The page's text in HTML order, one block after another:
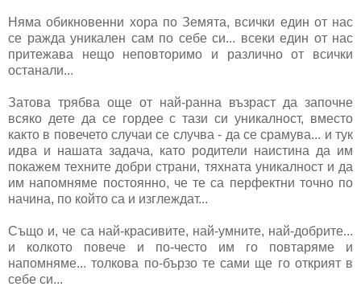
Няма обикновенни хора по Земята, всички един от нас
се ражда уникален сам по себе си... всеки един от нас
притежава нещо неповторимо и различно от всички
останали...
Затова трябва още от най-ранна възраст да започне
всяко дете да се гордее с тази си уникалност, вместо
както в повечето случаи се случва - да се срамува... и тук
идва и нашата задача, като родители наистина да им
покажем техните добри страни, тяхната уникалност и да
им напомняме постоянно, че те са перфектни точно по
начина, по който са и изглеждат...
Също и, че са най-красивите, най-умните, най-добрите...
и колкото повече и по-често им го повтаряме и
напомняме... толкова по-бързо те сами ще го открият в
себе си...